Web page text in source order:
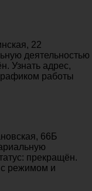
22
деятельностью
Узнать адрес,
работы
66Б
прекращён.
с режимом и